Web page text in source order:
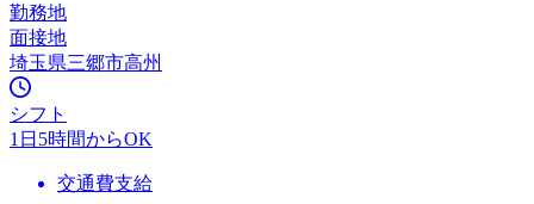
勤務地
面接地
埼玉県三郷市高州
シフト
1日5時間からOK
交通費支給